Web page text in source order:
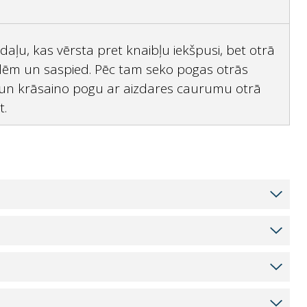
kas vērsta pret knaibļu iekšpusi, bet otrā
un saspied. Pēc tam seko pogas otrās
krāsaino pogu ar aizdares caurumu otrā
uz pogas Pievienot grozam, prece
Noklikšķinot uz pogas Turpināt pie kases,
veikts, redzēsiet paziņojumu par
Piegāde ir iespējama katru darba dienu,
skaidrā naudā vai ar karti. Mēs